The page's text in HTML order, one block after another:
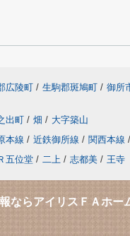
広陵町 / 生駒郡斑鳩町 / 御所
出町 / 畑 / 大字築山
本線 / 近鉄御所線 / 関西本線 /
五位堂 / 二上 / 志都美 / 王寺
ならアイリスＦＡホー